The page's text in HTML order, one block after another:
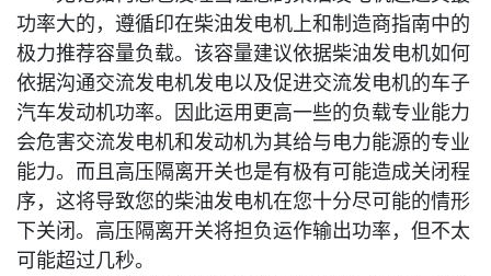
功率大的，遵循印在柴油发电机上和制造商指南中的
极力推荐容量负载。该容量建议依据柴油发电机如何
依据沟通交流发电机发电以及促进交流发电机的车子
汽车发动机功率。因此运用更高一些的负载专业能力
会危害交流发电机和发动机为其给与电力能源的专业
能力。而且高压隔离开关也是有极有可能造成关闭程
序，这将导致您的柴油发电机在您十分尽可能的情形
下关闭。高压隔离开关将担负运作输出功率，但不太
可能超过几秒。